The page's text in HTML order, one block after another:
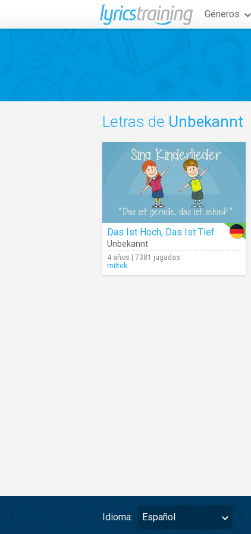
Géneros
Letras de Unbekannt
Das Ist Hoch, Das Ist Tief
Unbekannt
4 años | 7381 jugadas
miltek
Idioma: Español